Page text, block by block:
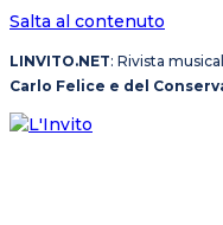
Salta al contenuto
LINVITO.NET: Rivista
Carlo Felice e del